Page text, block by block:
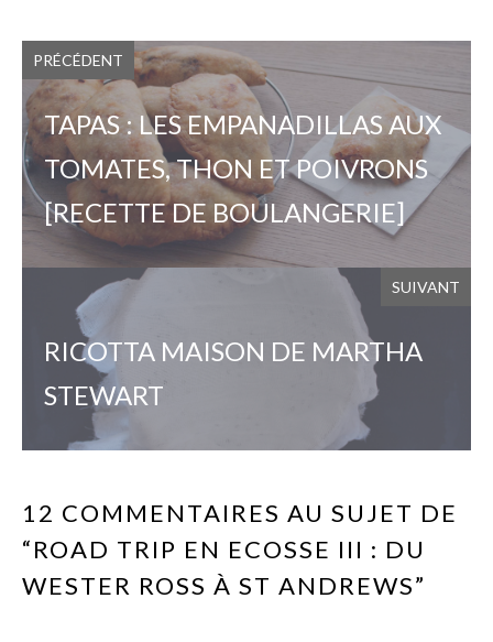
PRÉCÉDENT
TAPAS : LES EMPANADILLAS AUX
TOMATES, THON ET POIVRONS
[RECETTE DE BOULANGERIE]
SUIVANT
RICOTTA MAISON DE MARTHA
STEWART
12 COMMENTAIRES AU SUJET DE
“ROAD TRIP EN ECOSSE III : DU
WESTER ROSS À ST ANDREWS”